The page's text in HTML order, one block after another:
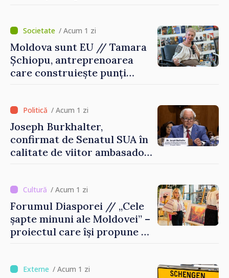
/ Acum 1 zi
Moldova sunt EU // Tamara
Șchiopu, antreprenoarea
care construiește punți
/ Acum 1 zi
Joseph Burkhalter,
confirmat de Senatul SUA în
calitate de viitor ambasador
/ Acum 1 zi
Forumul Diasporei // „Cele
șapte minuni ale Moldovei” –
proiectul care își propune să
/ Acum 1 zi